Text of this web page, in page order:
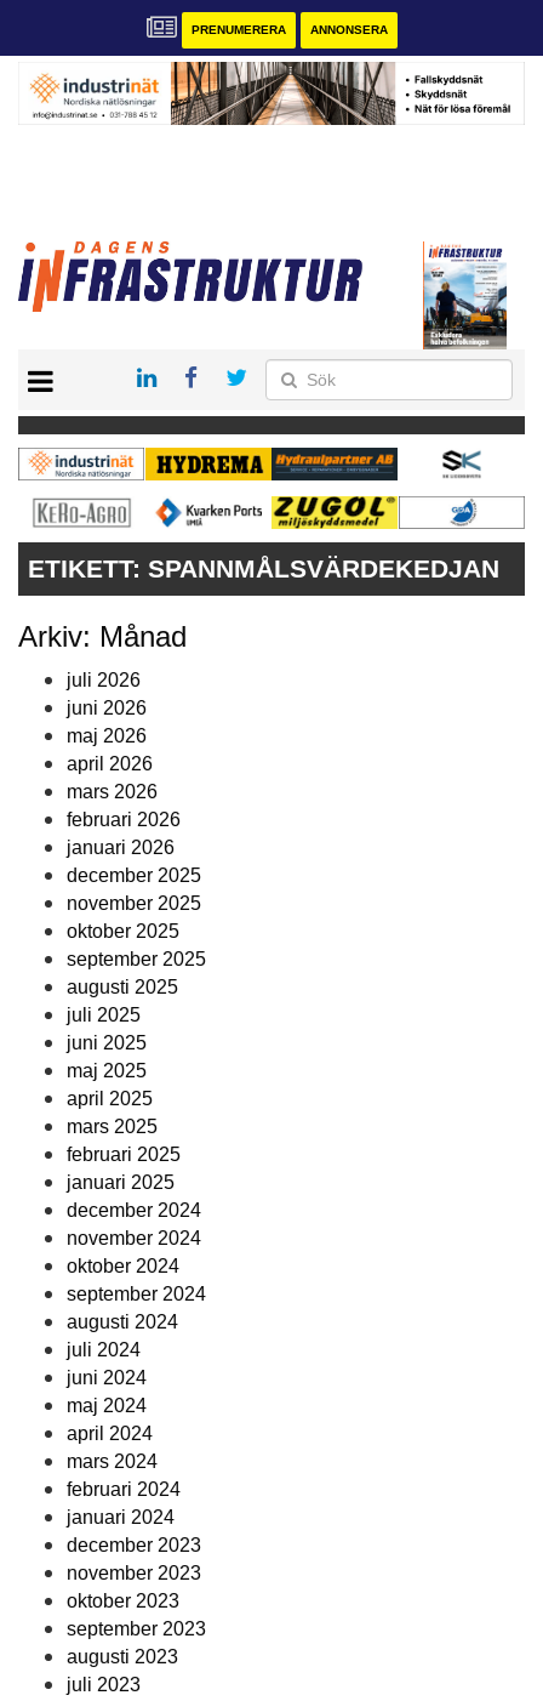
PRENUMERERA ANNONSERA
KONTAKT
VÅRA ANDRA MAGASIN
PRENUMERERA
ETIKETT: SPANNMÅLSVÄRDEKEDJAN
Arkiv: Månad
juli 2026
juni 2026
maj 2026
april 2026
mars 2026
februari 2026
januari 2026
december 2025
november 2025
oktober 2025
september 2025
augusti 2025
juli 2025
juni 2025
maj 2025
april 2025
mars 2025
februari 2025
januari 2025
december 2024
november 2024
oktober 2024
september 2024
augusti 2024
juli 2024
juni 2024
maj 2024
april 2024
mars 2024
februari 2024
januari 2024
december 2023
november 2023
oktober 2023
september 2023
augusti 2023
juli 2023